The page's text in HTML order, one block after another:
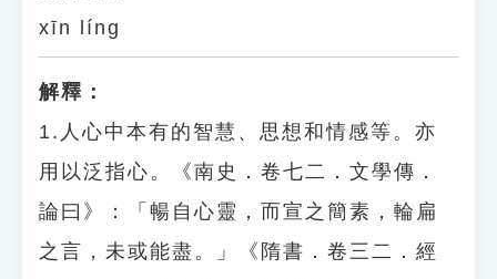
xīn líng
解釋：
1.人心中本有的智慧、思想和情感等。亦
用以泛指心。《南史．卷七二．文學傳．
論曰》：「暢自心靈，而宣之簡素，輪扁
之言，未或能盡。」《隋書．卷三二．經